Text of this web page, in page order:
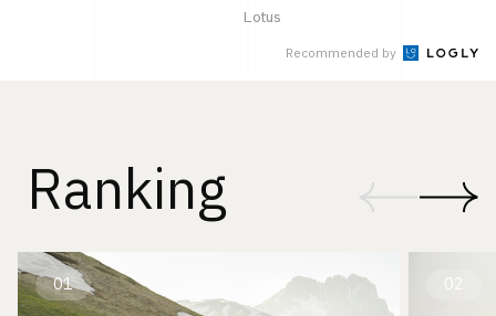
Lotus
Recommended by
Ranking
01 02